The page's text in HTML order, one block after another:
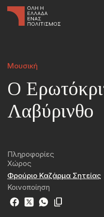
Μουσική
Ο
Λαβύρινθο
Πληροφορίες
Χώρος
Φρούριο Καζάρμα Σητείας
Κοινοποίηση